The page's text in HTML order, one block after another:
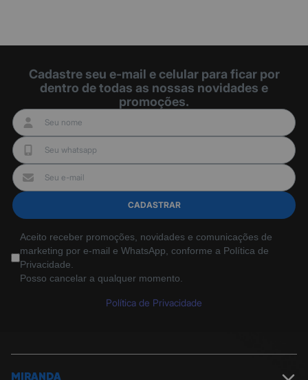
Cadastre seu e-mail e celular para ficar por
dentro de todas as nossas novidades e
promoções.
CADASTRAR
Aceito receber promoções, novidades e comunicações de
marketing por e-mail e WhatsApp, conforme a Política de
Privacidade.
Posso cancelar a qualquer momento.
Política de Privacidade
MIRANDA